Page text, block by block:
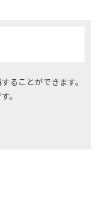
ることができます。
。